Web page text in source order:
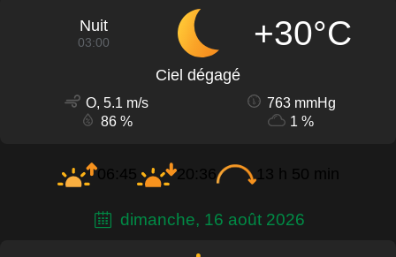
Nuit
03:00 +30°C
Ciel dégagé
O, 5.1 m/s
763 mmHg
86 %
1 %
06:45 20:36 13 h 50 min
dimanche, 16 août 2026